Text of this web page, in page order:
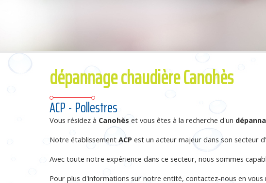
dépannage chaudière Canohès
ACP - Pollestres
Vous résidez à Canohès et vous êtes à la recherche d'un
Notre établissement ACP est un acteur majeur dans son secteur
Avec toute notre expérience dans ce secteur, nous sommes
Pour plus d'informations sur notre entité, contactez-nous en